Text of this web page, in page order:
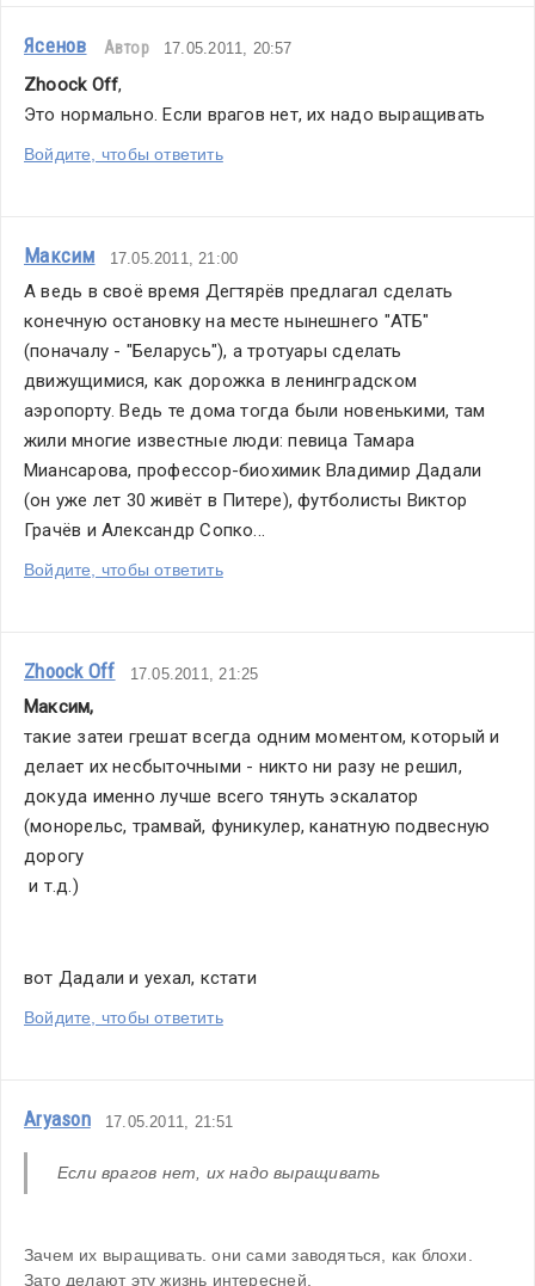
Ясенов Автор 17.05.2011, 20:57
Zhoock Off,
Это нормально. Если врагов нет, их надо выращивать
Войдите, чтобы ответить
Максим 17.05.2011, 21:00
А ведь в своё время Дегтярёв предлагал сделать
конечную остановку на месте нынешнего "АТБ"
(поначалу - "Беларусь"), а тротуары сделать
движущимися, как дорожка в ленинградском
аэропорту. Ведь те дома тогда были новенькими, там
жили многие известные люди: певица Тамара
Миансарова, профессор-биохимик Владимир Дадали
(он уже лет 30 живёт в Питере), футболисты Виктор
Грачёв и Александр Сопко...
Войдите, чтобы ответить
Zhoock Off 17.05.2011, 21:25
Максим,
такие затеи грешат всегда одним моментом, который и
делает их несбыточными - никто ни разу не решил,
докуда именно лучше всего тянуть эскалатор
(монорельс, трамвай, фуникулер, канатную подвесную
дорогу
и т.д.)
вот Дадали и уехал, кстати
Войдите, чтобы ответить
Aryason 17.05.2011, 21:51
Если врагов нет, их надо выращивать
Зачем их выращивать. они сами заводяться, как блохи.
Зато делают эту жизнь интересней.